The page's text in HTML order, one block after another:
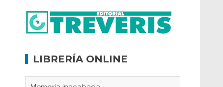
LIBRERÍA ONLINE